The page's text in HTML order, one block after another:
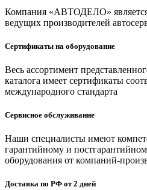
Компания «АВТОДЕЛО»
ведущих производителей
Сертификаты на оборудование
Весь ассортимент
каталога имеет сертификаты
международного стандарта
Сервисное обслуживание
Наши специалисты имеют
гарантийному и
оборудования от компаний-
Доставка по РФ от 2 дней